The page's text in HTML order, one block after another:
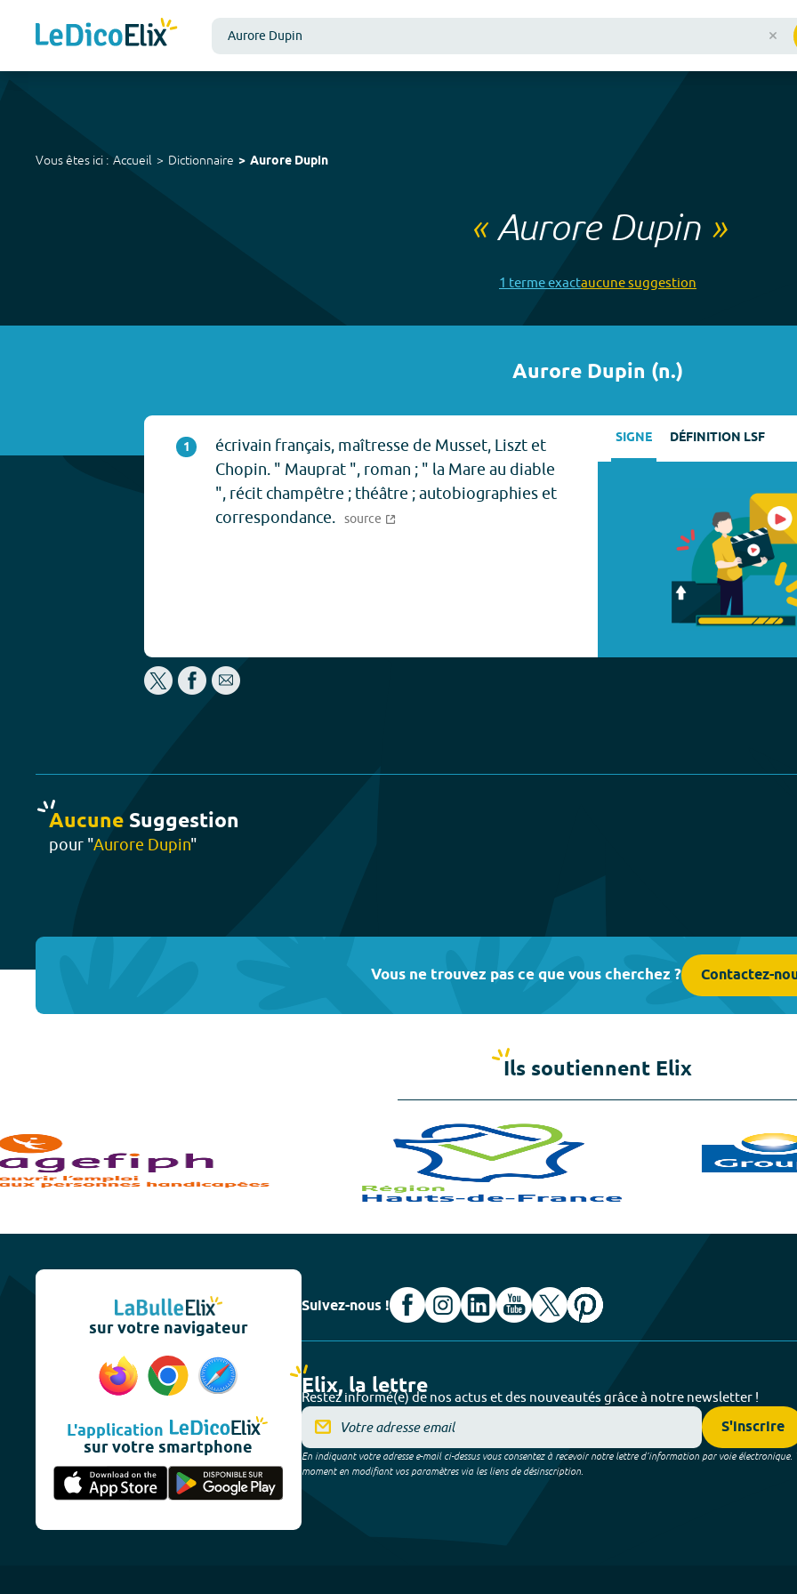
Vous êtes ici : Accueil Dictionnaire Aurore Dupin
« Aurore Dupin»
1 termeexactaucunesuggestion
Aurore Dupin (n.)
1
écrivain français, maîtresse de Musset, Liszt et
Chopin. " Mauprat ", roman ; " la Mare au diable
", récit champêtre ; théâtre ; autobiographies et
correspondance. source
SIGNE DÉFINITION LSF
Aucune Suggestion
pour "Aurore Dupin"
Vous ne trouvez pas ce que vous cherchez ? Contactez-
Ils soutiennent Elix
sur votre navigateur
L'application
sur votre smartphone
Suivez-nous !
Elix, la lettre
Restez informé(e) de nos actus et des nouveautés grâce à notre newsletter !
S'inscrire
En indiquant votre adresse e-mail ci-dessus vous consentez à recevoir notre lettre d’information par voie électronique.
moment en modifiant vos paramètres via les liens de désinscription.